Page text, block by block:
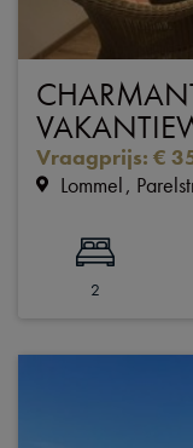
Vraagprijs: €
Lommel
2